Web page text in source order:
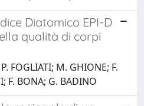
Diatomico EPI-D
qualità di corpi
FOGLIATI; M. GHIONE; F.
F. BONA; G. BADINO